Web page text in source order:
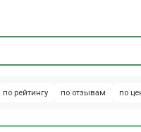
по рейтингу по отзывам по